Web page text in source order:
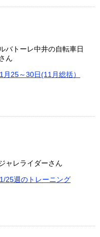
バトーレ中井の自転車日
ん
月25～30日(11月総括）
ャレライダーさん
25週のトレーニング